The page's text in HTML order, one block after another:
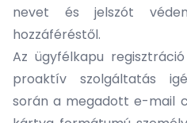
nevet és jelszót
hozzáféréstől.
Az ügyfélkapu
proaktív szolgáltatás
során a megadott e-mail